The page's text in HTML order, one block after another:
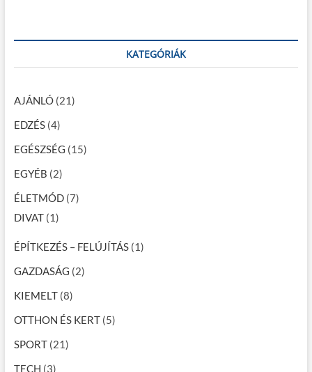
KATEGÓRIÁK
AJÁNLÓ(21)
EDZÉS(4)
EGÉSZSÉG (15)
EGYÉB (2)
ÉLETMÓD(7)
DIVAT(1)
ÉPÍTKEZÉS – FELÚJÍTÁS(1)
GAZDASÁG (2)
KIEMELT(8)
OTTHON ÉS KERT(5)
SPORT(21)
TECH (3)